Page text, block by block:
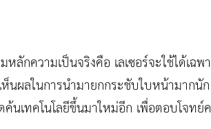
หลักความเป็นจริงคือ เลเซอร์จะใช้ได้เ
นผลในการนำมายกกระชับใบหน้ามาก
นเทคโนโลยีขึ้นมาใหม่อีก เพื่อตอบโจทย์